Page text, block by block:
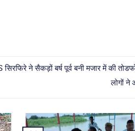
ने सैकड़ों बर्ष पूर्व बनी मजार में की
लोगों